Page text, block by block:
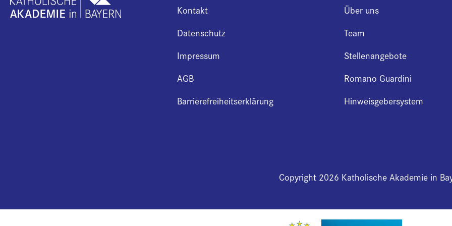
Kontakt
Datenschutz
Impressum
AGB
Barrierefreiheitserklärung
Über uns
Team
Stellenangebote
Romano Guardini
Hinweisgebersystem
Copyright 2026 Katholische Akademie in